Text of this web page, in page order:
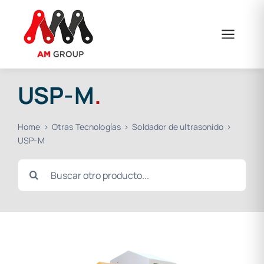
contenido
USP-M.
Home Otras Tecnologías
Soldador de ultrasonido
USP-M
Buscar: